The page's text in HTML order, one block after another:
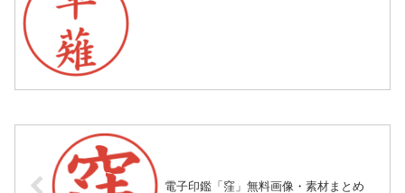
電子印鑑「窪」無料画像・素材まとめ